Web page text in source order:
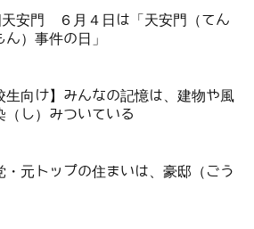
安門 ６月４日は「天安門（てん
ん）事件の日」
生向け】みんなの記憶は、建物や風
（し）みついている
・元トップの住まいは、豪邸（ごう